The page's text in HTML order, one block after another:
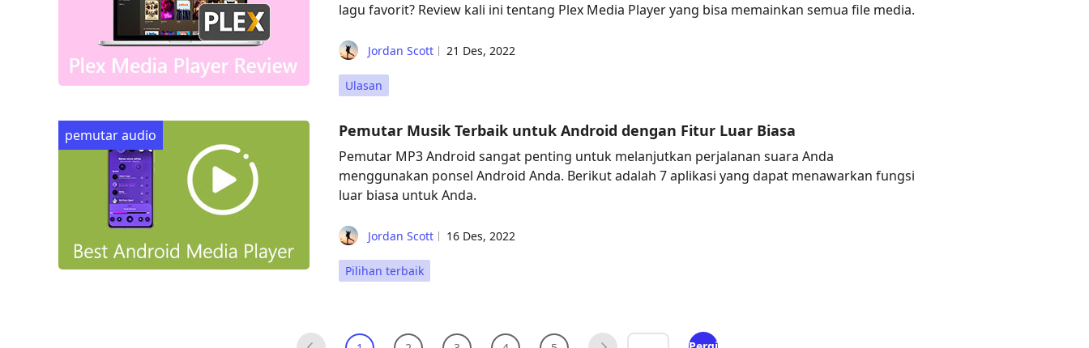
lagu favorit? Review kali ini tentang Plex Media Player yang bisa memainkan semua file media.
Jordan Scott 21 Des, 2022
Ulasan
pemutar audio Pemutar Musik Terbaik untuk Android dengan Fitur Luar Biasa
Pemutar MP3 Android sangat penting untuk melanjutkan perjalanan suara Anda
menggunakan ponsel Android Anda. Berikut adalah 7 aplikasi yang dapat menawarkan fungsi
luar biasa untuk Anda.
Jordan Scott 16 Des, 2022
Pilihan terbaik